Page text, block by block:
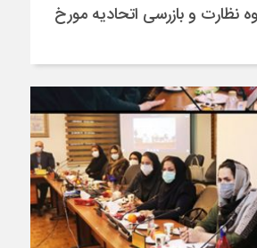
نظارت و بازرسی اتحادیه مورخ